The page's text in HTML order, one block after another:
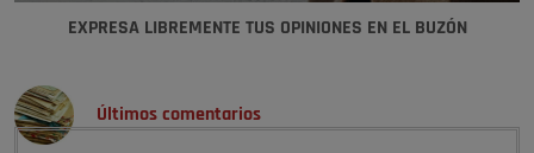
EXPRESA LIBREMENTE TUS OPINIONES EN EL BUZÓN
Últimos comentarios